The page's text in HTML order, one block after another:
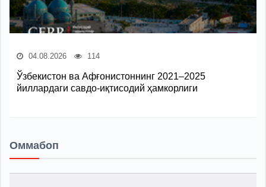
04.08.2026 114
Ўзбекистон ва Афғонистоннинг 2021–2025
йиллардаги савдо-иқтисодий ҳамкорлиги
Оммабоп